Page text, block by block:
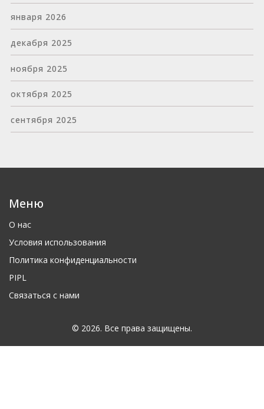
января 2026
декабря 2025
ноября 2025
октября 2025
сентября 2025
Меню
О нас
Условия использования
Политика конфиденциальности
PIPL
Связаться с нами
© 2026. Все права защищены.